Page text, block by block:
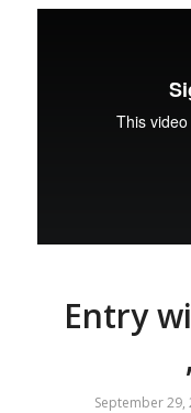
Entry
September 29,